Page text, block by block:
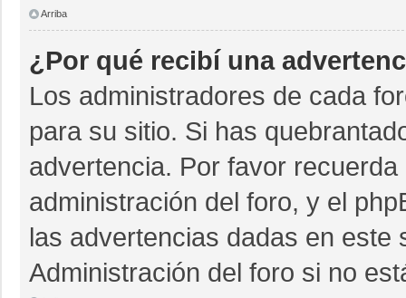
Arriba
¿Por qué recibí una
Los administradores de cada
para su sitio. Si has
advertencia. Por favor
administración del foro, y el
las advertencias dadas en este
Administración del foro si no